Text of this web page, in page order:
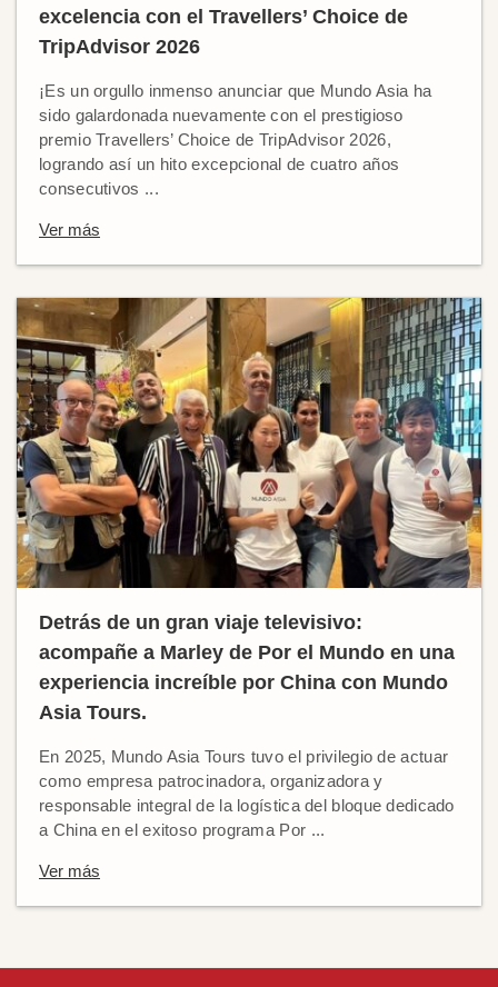
excelencia con el Travellers’ Choice de
TripAdvisor 2026
¡Es un orgullo inmenso anunciar que Mundo Asia ha
sido galardonada nuevamente con el prestigioso
premio Travellers’ Choice de TripAdvisor 2026,
logrando así un hito excepcional de cuatro años
consecutivos ...
Ver más
Detrás de un gran viaje televisivo:
acompañe a Marley de Por el Mundo en una
experiencia increíble por China con Mundo
Asia Tours.
En 2025, Mundo Asia Tours tuvo el privilegio de actuar
como empresa patrocinadora, organizadora y
responsable integral de la logística del bloque dedicado
a China en el exitoso programa Por ...
Ver más